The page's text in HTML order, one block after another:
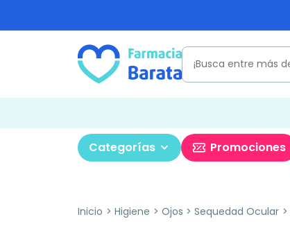
Categorías Promociones
Inicio Higiene Ojos Sequedad Ocular